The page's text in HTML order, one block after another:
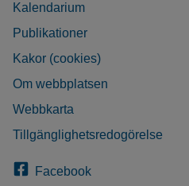
Kalendarium
Publikationer
Kakor (cookies)
Om webbplatsen
Webbkarta
Tillgänglighetsredogörelse
Facebook